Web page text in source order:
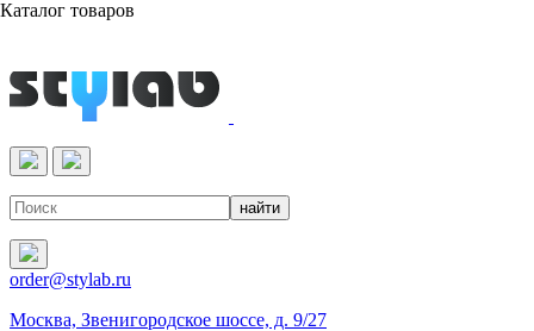
Реактивы & Оборудование
order@stylab.ru
Москва, Звенигородское шоссе, д. 9/27
Каталог товаров